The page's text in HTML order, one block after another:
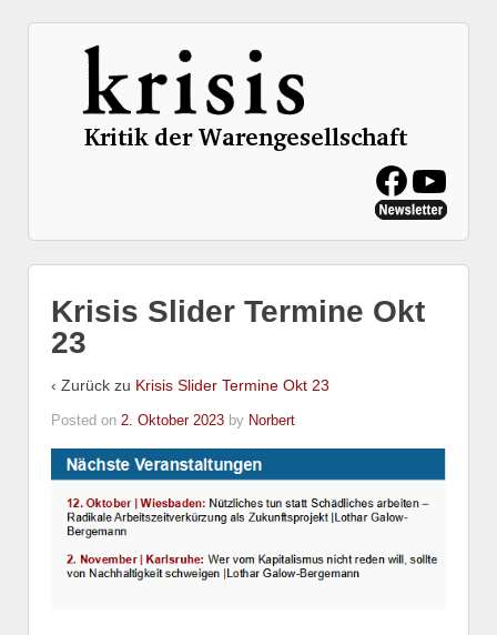
Krisis Slider Termine Okt
23
‹ Zurück zu Krisis Slider Termine Okt 23
Posted on 2. Oktober 2023 by Norbert